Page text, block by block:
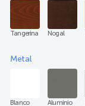
Tangerina Nogal
Metal
Blanco Aluminio